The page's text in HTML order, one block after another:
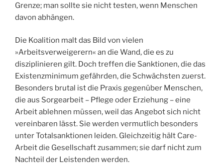
Grenze; man sollte sie nicht testen, wenn Menschen
davon abhängen.
Die Koalition malt das Bild von vielen
»Arbeitsverweigerern« an die Wand, die es zu
disziplinieren gilt. Doch treffen die Sanktionen, die das
Existenzminimum gefährden, die Schwächsten zuerst.
Besonders brutal ist die Praxis gegenüber Menschen,
die aus Sorgearbeit – Pflege oder Erziehung – eine
Arbeit ablehnen müssen, weil das Angebot sich nicht
vereinbaren lässt. Sie werden vermutlich besonders
unter Totalsanktionen leiden. Gleichzeitig hält Care-
Arbeit die Gesellschaft zusammen; sie darf nicht zum
Nachteil der Leistenden werden.